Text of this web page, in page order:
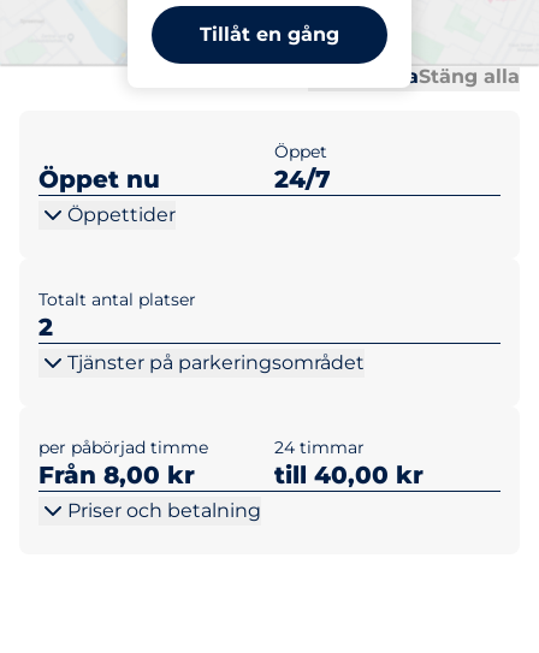
Tillåt en gång
Kvarnbergsgatan 52
Öppna allaStäng alla
Öppet nu
Öppet
24/7
Öppettider
Totalt antal platser
2
Tjänster på parkeringsområdet
per påbörjad timme
Från 8,00 kr
24 timmar
till 40,00 kr
Priser och betalning